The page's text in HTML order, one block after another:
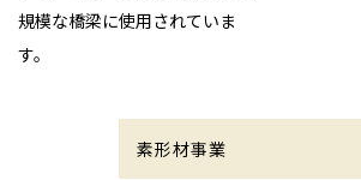
規模な橋梁に使用されていま
す。
素形材事業